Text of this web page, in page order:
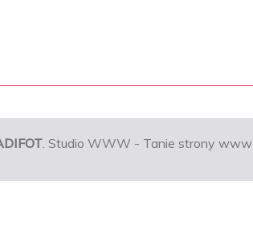
. Studio WWW - Tanie strony www